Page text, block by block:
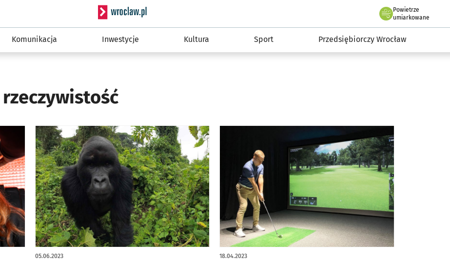
Serwis informacyjny wroclaw.pl
Powietrze
we Wrocławiu
umiarkowane
Komunikacja Inwestycje Kultura Sport Przedsiębiorczy Wrocław
05.06.2023 18.04.2023